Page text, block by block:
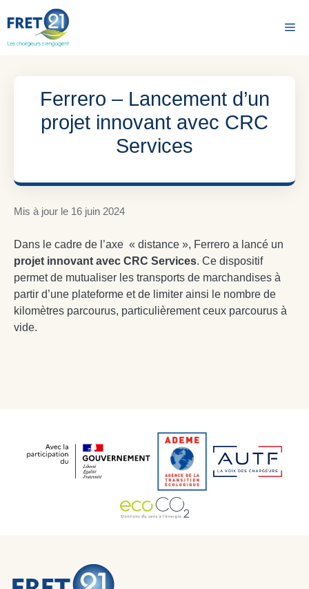
au
contenu
Ferrero – Lancement d’un
projet innovant avec CRC
Services
Mis à jour le 16 juin 2024
Dans le cadre de l’axe « distance », Ferrero a lancé un
projet innovant avec CRC Services. Ce dispositif
permet de mutualiser les transports de marchandises à
partir d’une plateforme et de limiter ainsi le nombre de
kilomètres parcourus, particulièrement ceux parcourus à
vide.